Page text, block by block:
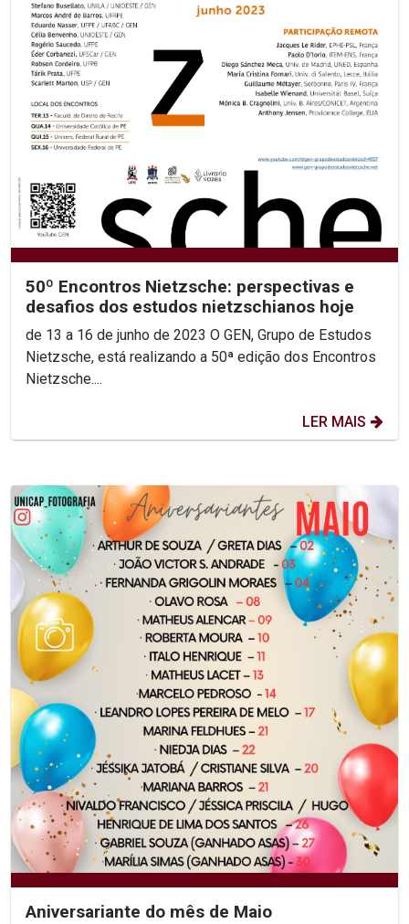
50º Encontros Nietzsche: perspectivas e
desafios dos estudos nietzschianos hoje
de 13 a 16 de junho de 2023 O GEN, Grupo de Estudos
Nietzsche, está realizando a 50ª edição dos Encontros
Nietzsche....
LER MAIS
Aniversariante do mês de Maio